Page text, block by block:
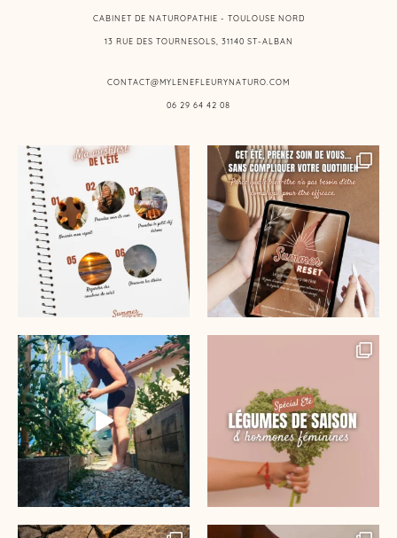
CABINET DE NATUROPATHIE - TOULOUSE NORD
13 RUE DES TOURNESOLS, 31140 ST-ALBAN
CONTACT@MYLENEFLEURYNATURO.COM
06 29 64 42 08